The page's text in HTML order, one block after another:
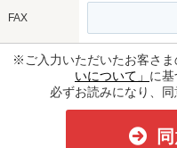
FAX
※ご入力いただいたお客さま
いについて」 に基
必ずお読みになり、同